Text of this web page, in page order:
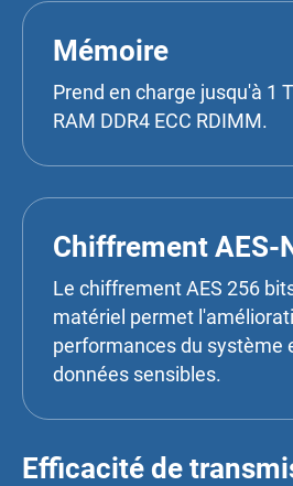
Mémoire
Prend en charge jusqu'à 1
RAM DDR4 ECC RDIMM.
Chiffrement AES-
Le chiffrement AES 256
matériel permet
performances du système
données sensibles.
Efficacité de